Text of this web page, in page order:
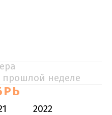
прошлой неделе
2022